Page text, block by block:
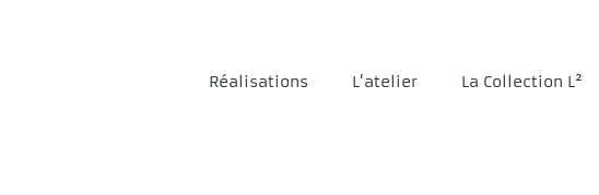
Réalisations L’atelier La Collection L²